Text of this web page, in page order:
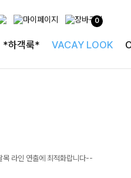
0
*하객룩* VACAY LOOK
목 라인 연출에 최적화랍니다--